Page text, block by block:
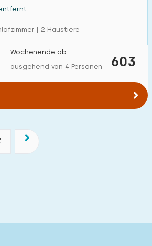
| 2 Haustiere
603
Wochenende ab
ausgehend von 4 Personen